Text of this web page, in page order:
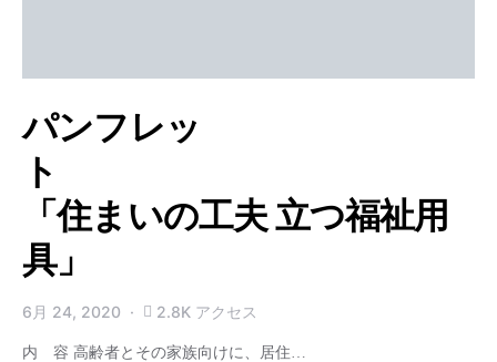
パンフレッ
ト
「住まいの工夫 立つ福祉用
具」
6月 24, 2020 2.8K アクセス
内 容 高齢者とその家族向けに、居住…